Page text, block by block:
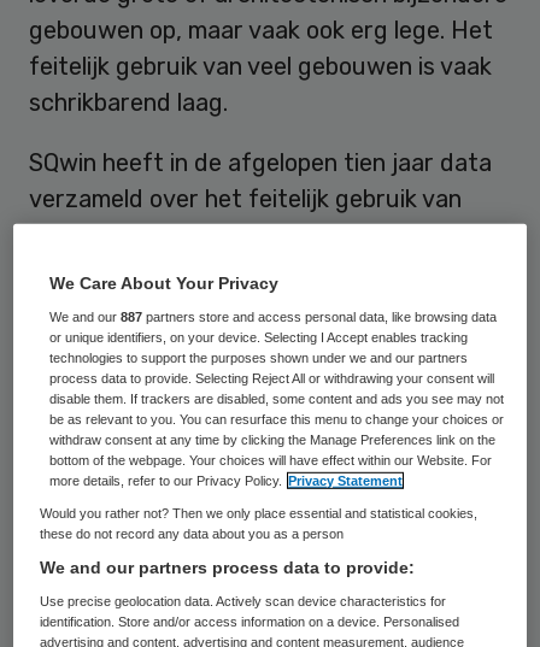
gebouwen op, maar vaak ook erg lege. Het
feitelijk gebruik van veel gebouwen is vaak
schrikbarend laag.
SQwin heeft in de afgelopen tien jaar data
verzameld over het feitelijk gebruik van
voorzieningen in zorginstellingen. De
gemiddelde bezetting van spreek-
onderzoekskamers komt vaak niet uit boven
de 40 procent. En zelfs als je weet dat bij
een beetje ziekenhuis al snel praat over 15
duizend logistieke bewegingen per week,
wordt de ruimte vaak zwaar onderbenut.
En dat niet alleen: ook voor apparatuur en
bedden geldt dit vaak.
Analyse van logistieke stromen en
We Care About Your Privacy
We and our887 partners store and access personal data, like browsing data
or unique identifiers, on your device. Selecting I Accept enables tracking
technologies to support the purposes shown under we and our partners
process data to provide. Selecting Reject All or withdrawing your consent will
disable them. If trackers are disabled, some content and ads you see may not
be as relevant to you. You can resurface this menu to change your choices or
withdraw consent at any time by clicking the Manage Preferences link on the
bottom of the webpage. Your choices will have effect within our Website. For
more details, refer to our Privacy Policy.
Privacy Statement
Would you rather not? Then we only place essential and statistical cookies,
these do not record any data about you as a person
We and our partners process data to provide:
Use precise geolocation data. Actively scan device characteristics for
identification. Store and/or access information on a device. Personalised
advertising and content, advertising and content measurement, audience